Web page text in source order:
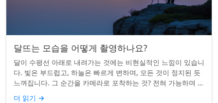
달뜨는 모습을 어떻게 촬영하나요?
달이 수평선 아래로 내려가는 것에는 비현실적인 느낌이 있습니
다. 빛은 부드럽고, 하늘은 빠르게 변하며, 모든 것이 정지된 듯
느껴집니다. 그 순간을 카메라로 포착하는 것? 전혀 가능하며 가
치가 있습니다. 간단한 팁:...
더 읽기 →